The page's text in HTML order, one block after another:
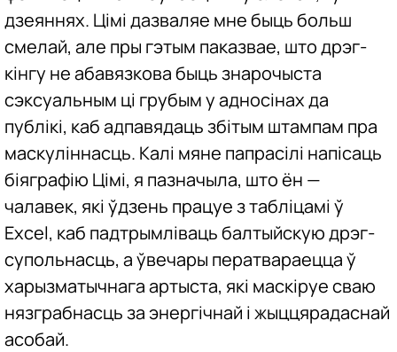
дзеяннях. Цімі дазваляе мне быць больш
смелай, але пры гэтым паказвае, што дрэг-
кінгу не абавязкова быць знарочыста
сэксуальным ці грубым у адносінах да
публікі, каб адпавядаць збітым штампам пра
маскуліннасць. Калі мяне папрасілі напісаць
біяграфію Цімі, я пазначыла, што ён —
чалавек, які ўдзень працуе з табліцамі ў
Excel, каб падтрымліваць балтыйскую дрэг-
супольнасць, а ўвечары ператвараецца ў
харызматычнага артыста, які маскіруе сваю
нязграбнасць за энергічнай і жыццярадаснай
асобай.